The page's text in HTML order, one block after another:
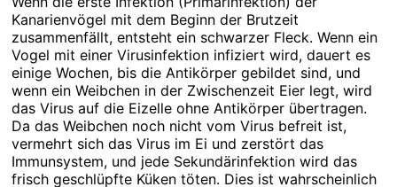
Kanarienvögel mit dem Beginn der Brutzeit
zusammenfällt, entsteht ein schwarzer Fleck. Wenn ein
Vogel mit einer Virusinfektion infiziert wird, dauert es
einige Wochen, bis die Antikörper gebildet sind, und
wenn ein Weibchen in der Zwischenzeit Eier legt, wird
das Virus auf die Eizelle ohne Antikörper übertragen.
Da das Weibchen noch nicht vom Virus befreit ist,
vermehrt sich das Virus im Ei und zerstört das
Immunsystem, und jede Sekundärinfektion wird das
frisch geschlüpfte Küken töten. Dies ist wahrscheinlich